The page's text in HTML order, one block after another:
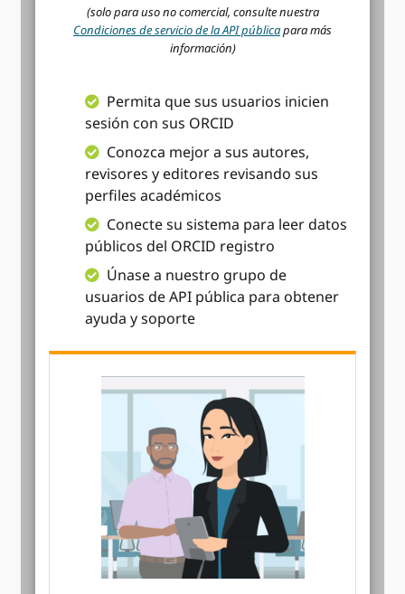
(solo para uso no comercial, consulte nuestra
Condiciones de servicio de la API públicapara más
información)
Permita que sus usuarios inicien
sesión con sus ORCID
Conozca mejor a sus autores,
revisores y editores revisando sus
perfiles académicos
Conecte su sistema para leer datos
públicos del ORCID registro
Únase a nuestro grupo de
usuarios de API pública para obtener
ayuda y soporte